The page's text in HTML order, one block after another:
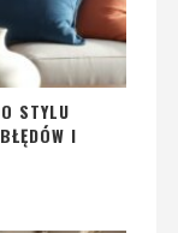
STYLU
I